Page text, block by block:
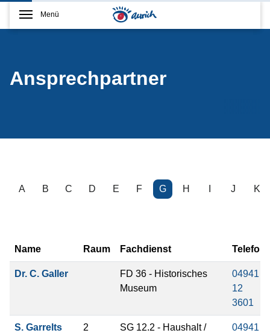
Menü
Ansprechpartner
A B C D E F G H J K
Name Raum Fachdienst Telefon
Dr. C. Galler
FD 36 - Historisches
Museum
04941
12
3601
S. Garrelts 2
SG 12.2 - Haushalt /
04941